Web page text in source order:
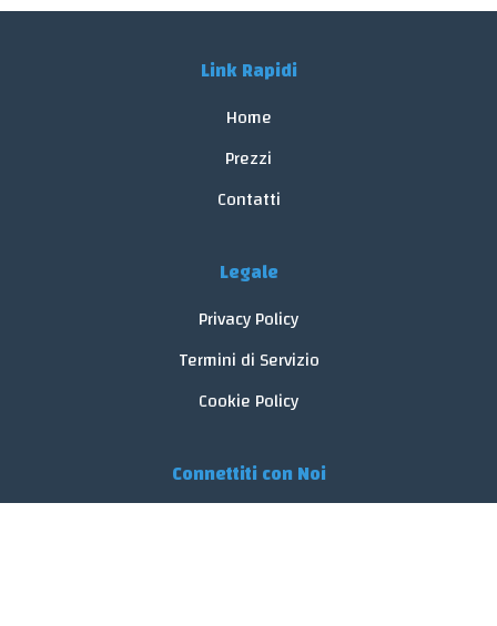
Link Rapidi
Home
Prezzi
Contatti
Legale
Privacy Policy
Termini di Servizio
Cookie Policy
Connettiti con Noi